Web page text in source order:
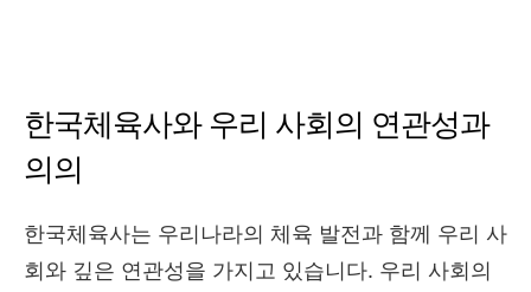
한국체육사와 우리 사회의 연관성과
의의
한국체육사는 우리나라의 체육 발전과 함께 우리 사
회와 깊은 연관성을 가지고 있습니다. 우리 사회의